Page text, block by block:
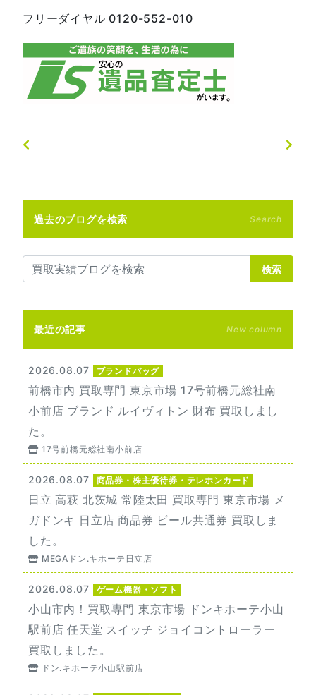
フリーダイヤル 0120-552-01 0
過去のブログを検索 Search
検索
最近の記事 New column
2026.08.07 ブランドバッグ
前橋市内 買取専門 東京市場 17号前橋元総社南
小前店 ブランド ルイヴィトン 財布 買取しまし
た。
17号前橋元総社南小前店
2026.08.07 商品券・株主優待券・テレホンカード
日立 高萩 北茨城 常陸太田 買取専門 東京市場 メ
ガドンキ 日立店 商品券 ビール共通券 買取しま
した。
MEGAドン.キホーテ日立店
2026.08.07 ゲーム機器・ソフト
小山市内！買取専門 東京市場 ドンキホーテ小山
駅前店 任天堂 スイッチ ジョイコントローラー
買取しました。
ドン.キホーテ小山駅前店